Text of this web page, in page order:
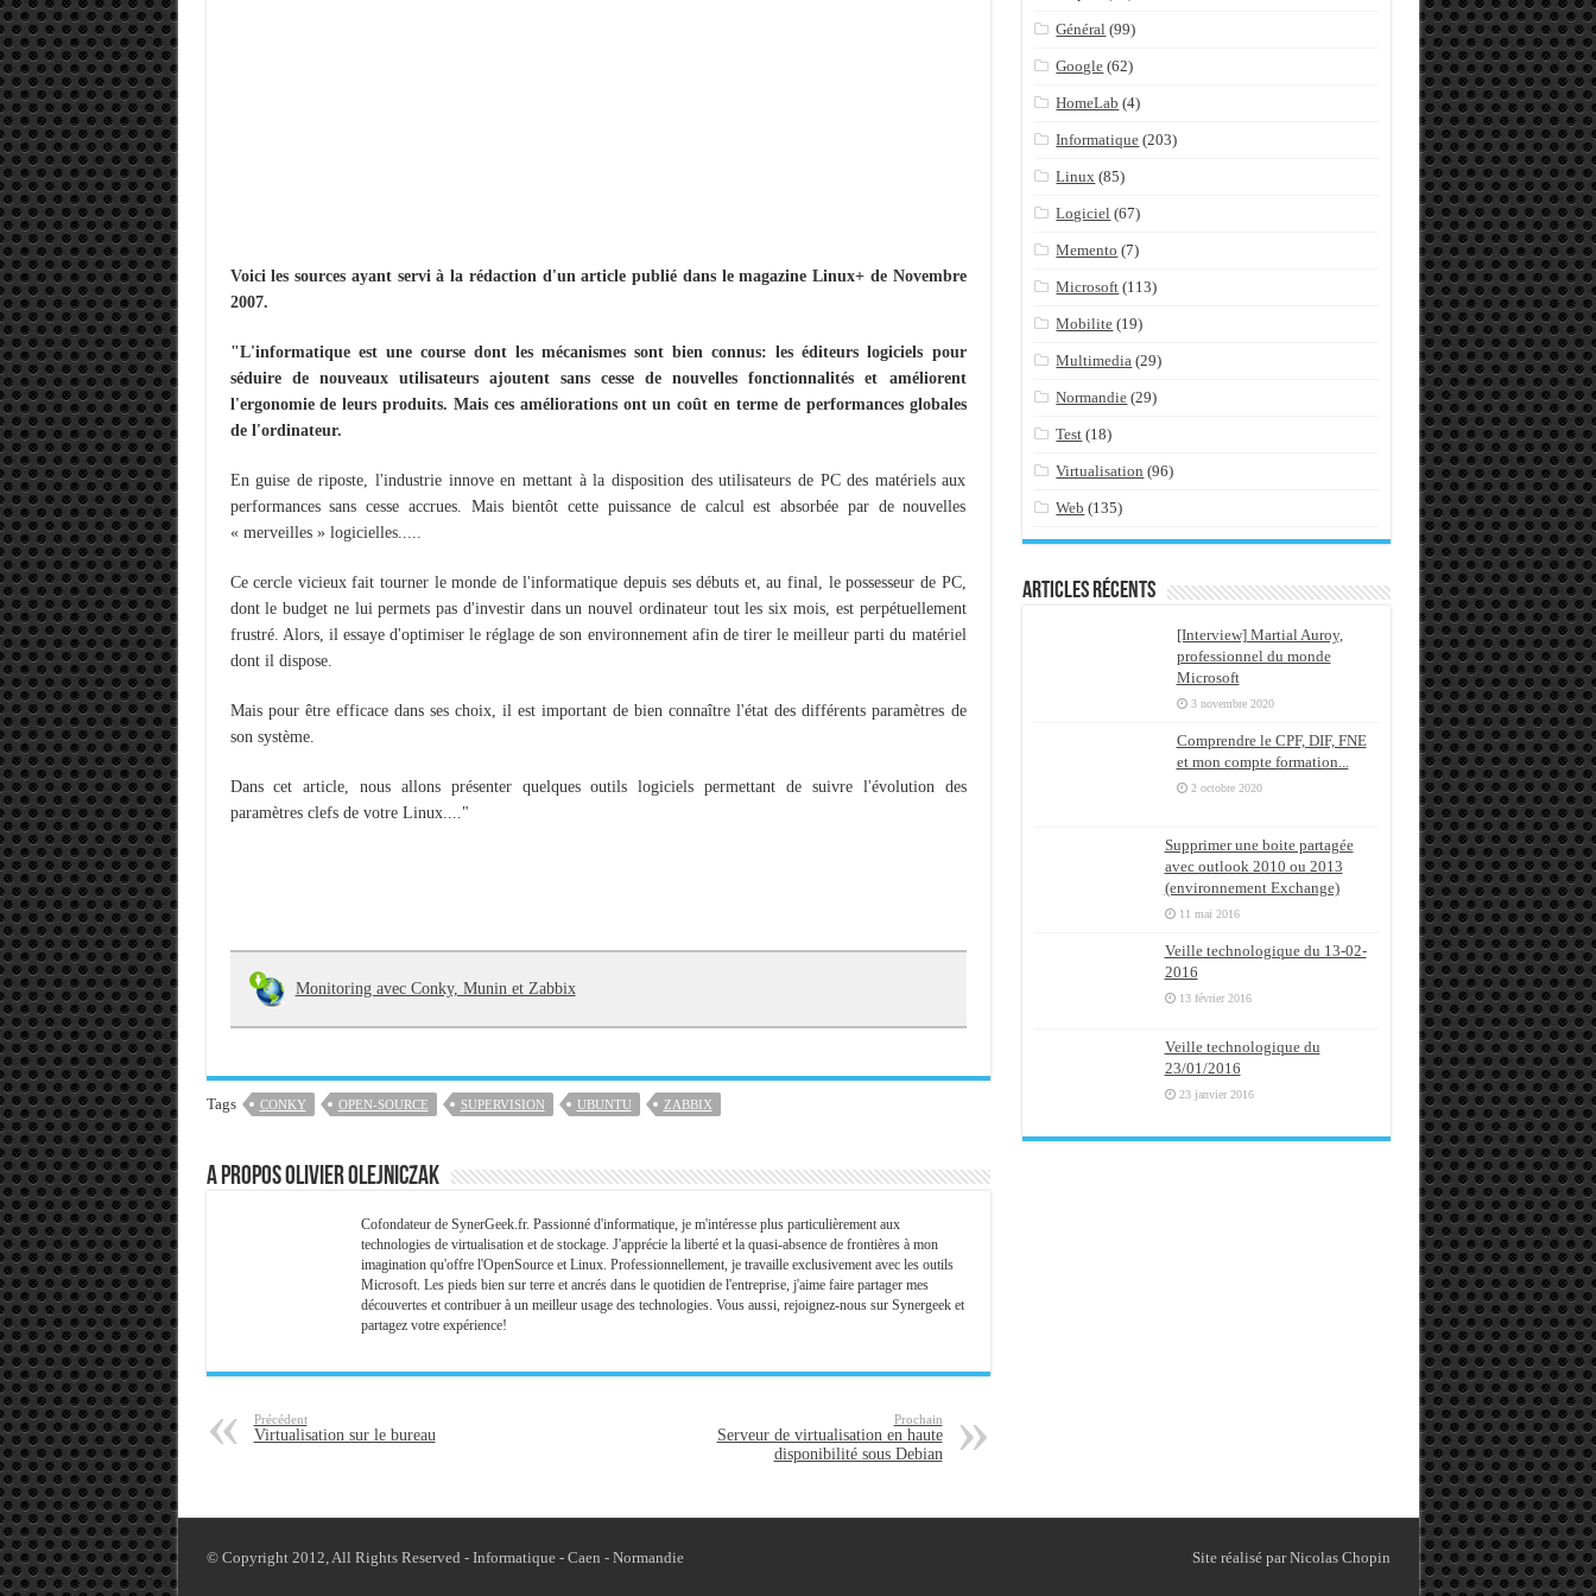
Voici les sources ayant servi à la rédaction d'un article publié dans le magazine Linux+ de Novembre
2007.
"L'informatique est une course dont les mécanismes sont bien connus: les éditeurs logiciels pour
séduire de nouveaux utilisateurs ajoutent sans cesse de nouvelles fonctionnalités et améliorent
l'ergonomie de leurs produits. Mais ces améliorations ont un coût en terme de performances globales
de l'ordinateur.
En guise de riposte, l'industrie innove en mettant à la disposition des utilisateurs de PC des matériels aux
performances sans cesse accrues. Mais bientôt cette puissance de calcul est absorbée par de nouvelles
« merveilles » logicielles.....
Ce cercle vicieux fait tourner le monde de l'informatique depuis ses débuts et, au final, le possesseur de PC,
dont le budget ne lui permets pas d'investir dans un nouvel ordinateur tout les six mois, est perpétuellement
frustré. Alors, il essaye d'optimiser le réglage de son environnement afin de tirer le meilleur parti du matériel
dont il dispose.
Mais pour être efficace dans ses choix, il est important de bien connaître l'état des différents paramètres de
son système.
Dans cet article, nous allons présenter quelques outils logiciels permettant de suivre l'évolution des
paramètres clefs de votre Linux...."
Monitoring avec Conky, Munin et Zabbix
Tags CONKY OPEN-SOURCE SUPERVISION UBUNTU ZABBIX
A propos Olivier Olejniczak
Cofondateur de SynerGeek.fr. Passionné d'informatique, je m'intéresse plus particulièrement aux
technologies de virtualisation et de stockage. J'apprécie la liberté et la quasi-absence de frontières à mon
imagination qu'offre l'OpenSource et Linux. Professionnellement, je travaille exclusivement avec les outils
Microsoft. Les pieds bien sur terre et ancrés dans le quotidien de l'entreprise, j'aime faire partager mes
découvertes et contribuer à un meilleur usage des technologies. Vous aussi, rejoignez-nous sur Synergeek et
partagez votre expérience!
Précédent
Virtualisation sur le bureau
Prochain
Serveur de virtualisation en haute
disponibilité sous Debian
Général (99)
Google (62)
HomeLab (4)
Informatique (203)
Linux (85)
Logiciel (67)
Memento (7)
Microsoft (113)
Mobilite (19)
Multimedia (29)
Normandie (29)
Test (18)
Virtualisation (96)
Web (135)
Articles récents
[Interview] Martial Auroy,
professionnel du monde
Microsoft
3 novembre 2020
Comprendre le CPF, DIF, FNE
et mon compte formation...
2 octobre 2020
Supprimer une boite partagée
avec outlook 2010 ou 2013
(environnement Exchange)
11 mai 2016
Veille technologique du 13-02-
2016
13 février 2016
Veille technologique du
23/01/2016
23 janvier 2016
Site réalisé par Nicolas Chopin
© Copyright 2012, All Rights Reserved - Informatique - Caen - Normandie